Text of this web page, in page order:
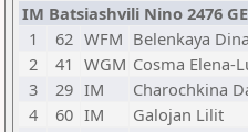
IM Batsiashvili Nino 2476
1
62 WFM Belenkaya Dina
2
41 WGM Cosma Elena-
3
29 IM Charochkina
4
60 IM Galojan Lilit